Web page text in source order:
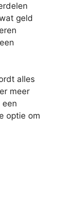
geld
alles
meer
optie om